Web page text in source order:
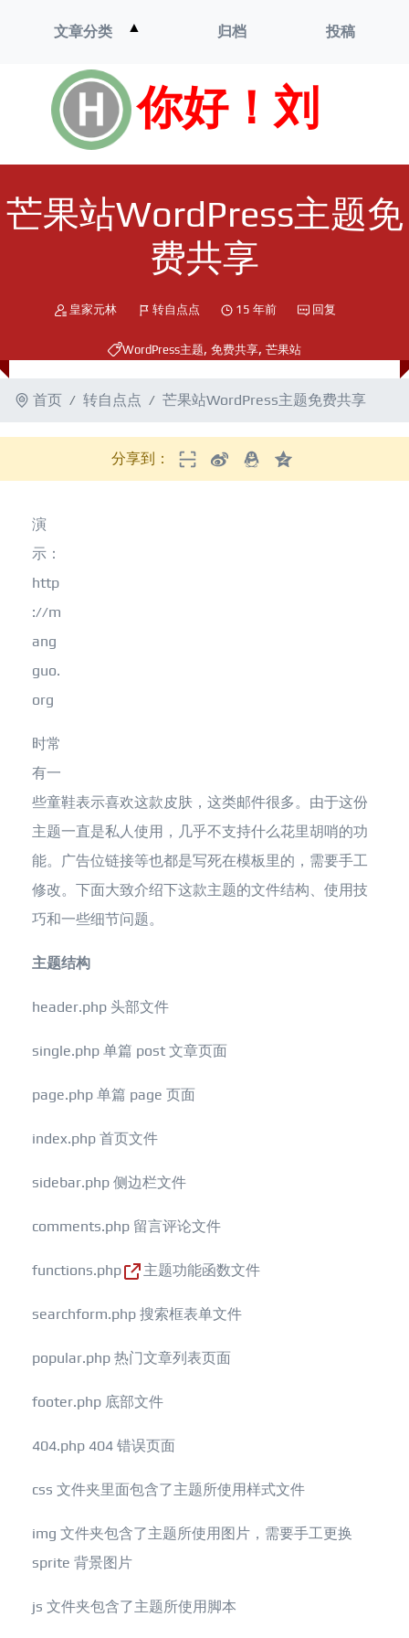
你好！刘
文章分类 ▲
单
归档 投稿
芒果站WordPress主题免
费共享
皇家元林 转自点点 15 年前 回复
WordPress主题, 免费共享, 芒果站
首页 转自点点 芒果站WordPress主题免费共享
分享到：
演
示：
http
://m
ang
guo.
org
时常
有一
些童鞋表示喜欢这款皮肤，这类邮件很多。由于这份
主题一直是私人使用，几乎不支持什么花里胡哨的功
能。广告位链接等也都是写死在模板里的，需要手工
修改。下面大致介绍下这款主题的文件结构、使用技
巧和一些细节问题。
主题结构
header.php 头部文件
single.php 单篇 post 文章页面
page.php 单篇 page 页面
index.php 首页文件
sidebar.php 侧边栏文件
comments.php 留言评论文件
functions.php 主题功能函数文件
searchform.php 搜索框表单文件
popular.php 热门文章列表页面
footer.php 底部文件
404.php 404 错误页面
css 文件夹里面包含了主题所使用样式文件
img 文件夹包含了主题所使用图片，需要手工更换
sprite 背景图片
js 文件夹包含了主题所使用脚本